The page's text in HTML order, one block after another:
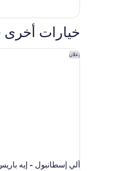
غرفة
ديلوكس
مزدوجة
منظر
للمدينة
خيارات أخرى
إعلان
ألي إسطانبول - إيه
ألي إسطانبول - إيه